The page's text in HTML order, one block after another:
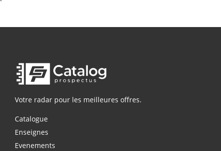
Votre radar pour les meilleures offres.
Catalogue
Enseignes
Evenements